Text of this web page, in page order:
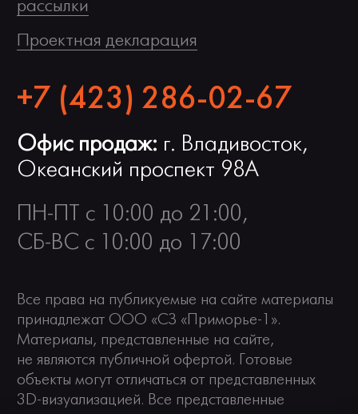
Политика в отношении обработки персональных данных
Согласие на обработку персональных данных
рассылки
Проектная декларация
+7 (423) 286-02-67
Офис продаж: г. Владивосток,
Океанский проспект 98А
ПН-ПТ с 10:00 до 21:00,
СБ-ВС с 10:00 до 17:00
Все права на публикуемые на сайте материалы
принадлежат ООО «СЗ «Приморье-1».
Материалы, представленные на сайте,
не являются публичной офертой. Готовые
объекты могут отличаться от представленных
3D-визуализацией. Все представленные